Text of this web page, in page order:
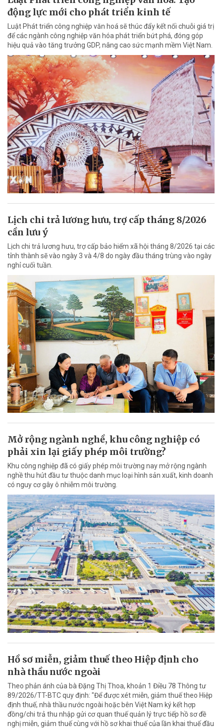
động lực mới cho phát triển kinh tế
Luật Phát triển công nghiệp văn hoá sẽ thúc đẩy kết nối chuỗi giá trị
để các ngành công nghiệp văn hóa phát triển bứt phá, đóng góp
hiệu quả vào tăng trưởng GDP, nâng cao sức mạnh mềm Việt Nam.
Lịch chi trả lương hưu, trợ cấp tháng 8/2026
cần lưu ý
Lịch chi trả lương hưu, trợ cấp bảo hiểm xã hội tháng 8/2026 tại các
tỉnh thành sẽ vào ngày 3 và 4/8 do ngày đầu tháng trùng vào ngày
nghỉ cuối tuần.
Mở rộng ngành nghề, khu công nghiệp có
phải xin lại giấy phép môi trường?
Khu công nghiệp đã có giấy phép môi trường nay mở rộng ngành
nghề thu hút đầu tư thuộc danh mục loại hình sản xuất, kinh doanh
có nguy cơ gây ô nhiễm môi trường.
Hồ sơ miễn, giảm thuế theo Hiệp định cho
nhà thầu nước ngoài
Theo phản ánh của bà Đặng Thị Thoa, khoản 1 Điều 78 Thông tư
89/2026/TT-BTC quy định: "Để được xét miễn, giảm thuế theo Hiệp
định thuế, nhà thầu nước ngoài hoặc bên Việt Nam ký kết hợp
đồng/chi trả thu nhập gửi cơ quan thuế quản lý trực tiếp hồ sơ đề
nghị miễn, giảm thuế cùng với hồ sơ khai thuế của lần khai thuế đầu